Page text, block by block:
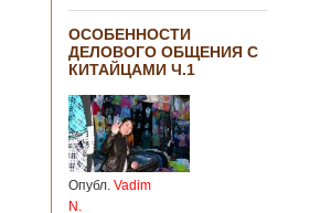
ОСОБЕННОСТИ
ДЕЛОВОГО ОБЩЕНИЯ С
КИТАЙЦАМИ Ч.1
Опубл. Vadim
N.